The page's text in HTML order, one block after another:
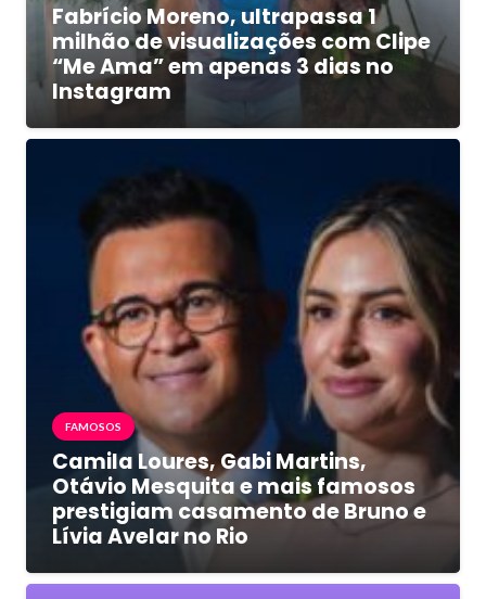
Fabrício Moreno, ultrapassa 1
milhão de visualizações com Clipe
“Me Ama” em apenas 3 dias no
Instagram
FAMOSOS
Camila Loures, Gabi Martins,
Otávio Mesquita e mais famosos
prestigiam casamento de Bruno e
Lívia Avelar no Rio